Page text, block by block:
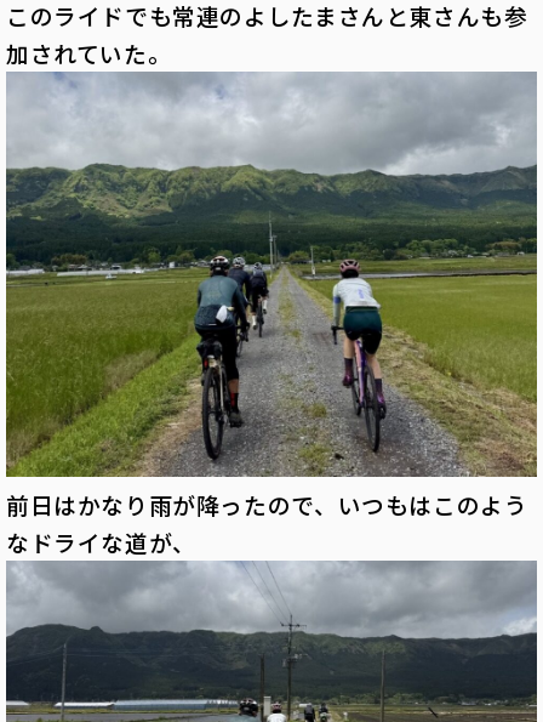
このライドでも常連のよしたまさんと東さんも参
加されていた。
前日はかなり雨が降ったので、いつもはこのよう
なドライな道が、